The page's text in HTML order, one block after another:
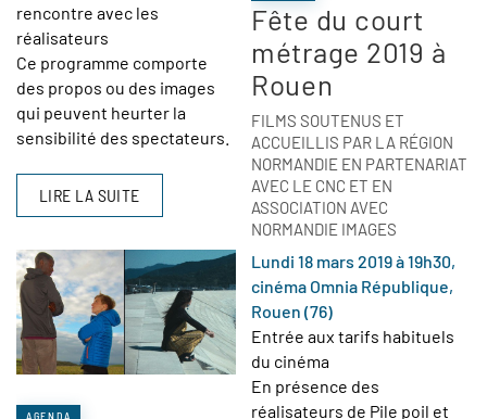
rencontre avec les
réalisateurs
Ce programme comporte
des propos ou des images
qui peuvent heurter la
sensibilité des spectateurs.
LIRE LA SUITE
AGENDA
Fête du court
métrage 2019 à
Rouen
FILMS SOUTENUS ET
ACCUEILLIS PAR LA RÉGION
NORMANDIE EN PARTENARIAT
AVEC LE CNC ET EN
ASSOCIATION AVEC
NORMANDIE IMAGES
Lundi 18 mars 2019 à 19h30,
cinéma Omnia République,
Rouen (76)
Entrée aux tarifs habituels
du cinéma
En présence des
réalisateurs de Pile poil et